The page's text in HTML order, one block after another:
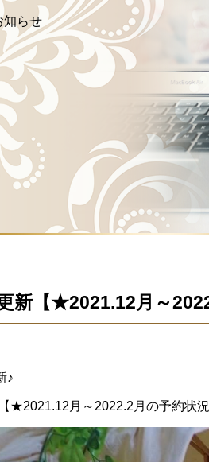
知らせ
新【★2021.12月～
♪
★2021.12月～2022.2月の予約状況